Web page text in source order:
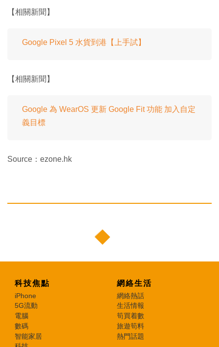
【相關新聞】
Google Pixel 5 水貨到港【上手試】
【相關新聞】
Google 為 WearOS 更新 Google Fit 功能 加入自定
義目標
Source：ezone.hk
科技焦點
iPhone
5G流動
電腦
數碼
智能家居
網絡生活
網絡熱話
生活情報
筍買着數
旅遊筍料
熱門話題